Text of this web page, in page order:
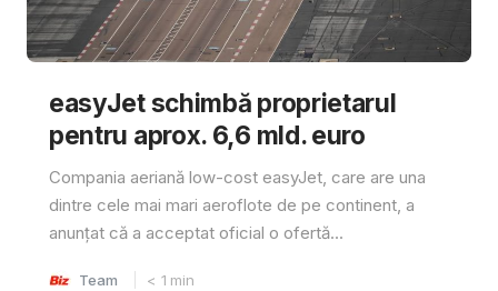
easyJet schimbă proprietarul
pentru aprox. 6,6 mld. euro
Compania aeriană low-cost easyJet, care are una
dintre cele mai mari aeroflote de pe continent, a
anunțat că a acceptat oficial o ofertă...
Team < 1 min